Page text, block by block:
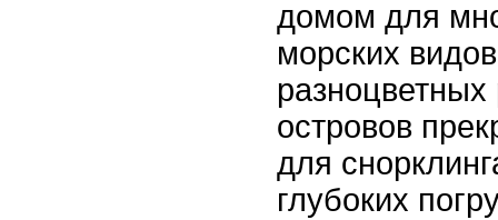
домом для
морских
островов
для
глубоких